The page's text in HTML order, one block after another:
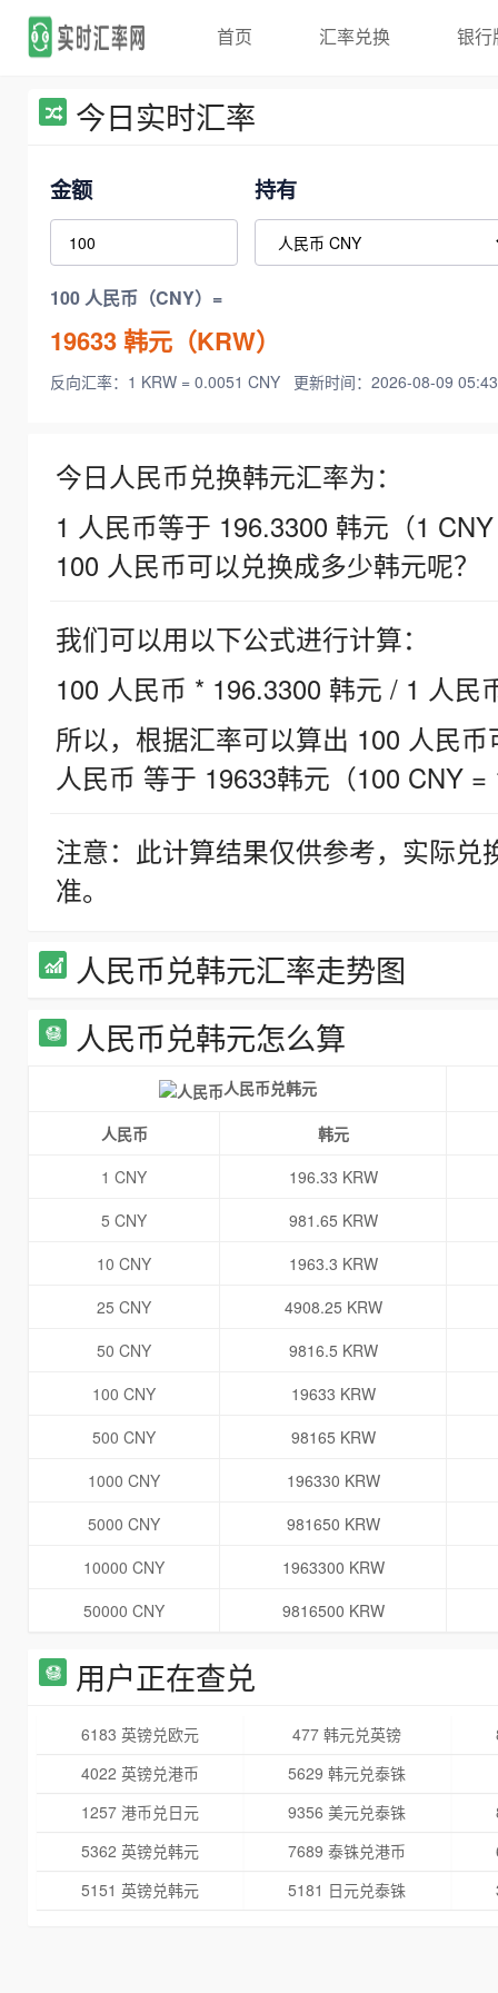
首页 汇率兑换 银行
今日实时汇率
金额 持有
100 人民币（CNY）=
19633韩元（KRW）
反向汇率：1 KRW = 0.0051 CNY 更新时间：2026-08-09
今日人民币兑换韩元汇率为：
1 人民币等于 196.3300 韩元（1
100 人民币可以兑换成多少韩元呢？
我们可以用以下公式进行计算：
100 人民币 * 196.3300 韩元 / 1 人民
所以，根据汇率可以算出 100 人民
人民币 等于 19633韩元（100 CNY =
注意：此计算结果仅供参考，实际
准。
人民币兑韩元汇率走势图
人民币兑韩元怎么算
人民币兑韩元
人民币
韩元
1 CNY
196.33 KRW
5 CNY
981.65 KRW
10 CNY
1963.3 KRW
25 CNY
4908.25 KRW
50 CNY
9816.5 KRW
100 CNY
19633 KRW
500 CNY
98165 KRW
1000 CNY
196330 KRW
5000 CNY
981650 KRW
10000 CNY
1963300 KRW
50000 CNY
9816500 KRW
用户正在查兑
6183 英镑兑欧元 477 韩元兑英镑
4022 英镑兑港币
5629 韩元兑泰铢
1257 港币兑日元
9356 美元兑泰铢
5362 英镑兑韩元
7689 泰铢兑港币
5151 英镑兑韩元
5181 日元兑泰铢